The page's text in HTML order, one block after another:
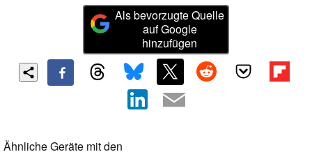
Als bevorzugte Quelle
auf Google
hinzufügen
Ähnliche Geräte mit den